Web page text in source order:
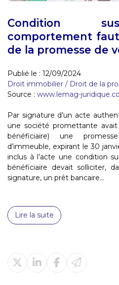
Condition
comportement
de la promesse de
Publié le : 12/09/2024
Droit immobilier / Droit de la
Source : www.lemag-
Par signature d’un acte
une société promettante
bénéficiaire) une
d’immeuble, expirant le 30
inclus à l’acte une condition
bénéficiaire devait solliciter,
signature, un prêt bancaire...
Lire la suite